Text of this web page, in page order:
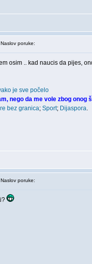
poruke:
osim .. kad naucis da pijes,
je sve počelo
nego da me vole zbog onog
bez granica; Sport; Dijaspora.
poruke: